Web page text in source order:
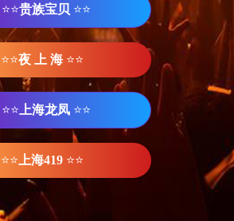
⭐⭐贵族宝贝 ⭐⭐
⭐⭐夜 上 海 ⭐⭐
⭐⭐ 上海龙凤 ⭐⭐
⭐⭐ 上海419 ⭐⭐